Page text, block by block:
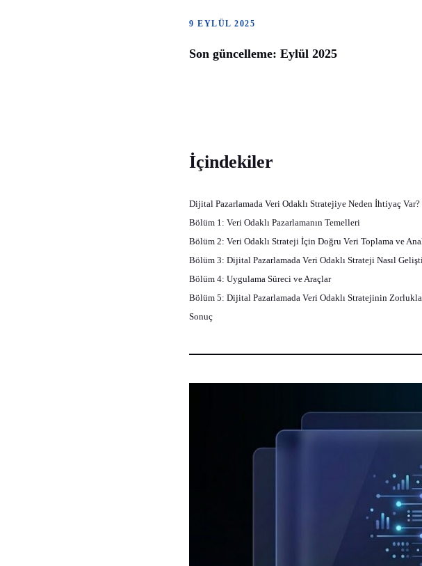
9 EYLÜL 2025
Son güncelleme: Eylül 2025
İçindekiler
Dijital Pazarlamada Veri Odaklı Stratejiye Neden İhtiyaç Var?
Bölüm 1: Veri Odaklı Pazarlamanın Temelleri
Bölüm 2: Veri Odaklı Strateji İçin Doğru Veri Toplama ve
Bölüm 3: Dijital Pazarlamada Veri Odaklı Strateji Nasıl
Bölüm 4: Uygulama Süreci ve Araçlar
Bölüm 5: Dijital Pazarlamada Veri Odaklı Stratejinin
Sonuç